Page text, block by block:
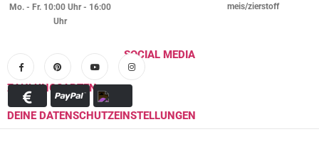
Mo. - Fr. 10:00 Uhr - 16:00
Uhr
meis/zierstoff
SOCIAL MEDIA
ZAHLUNGSARTEN
DEINE DATENSCHUTZEINSTELLUNGEN